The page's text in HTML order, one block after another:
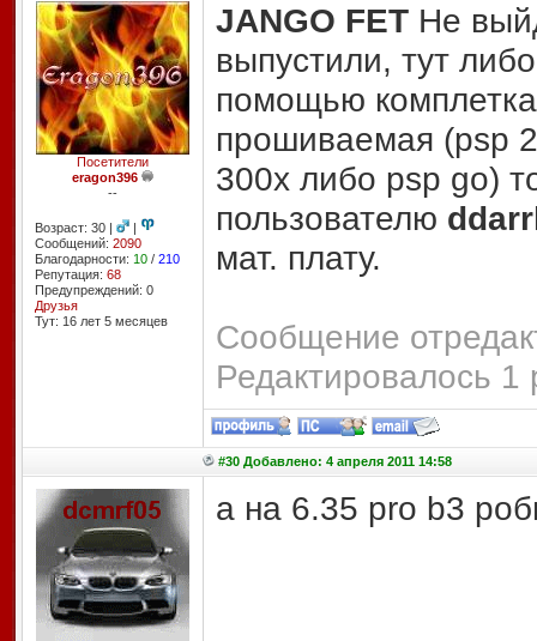
Посетители
eragon396
--
Возраст: 30 |
|
Сообщений: 2090
Благодарности: 10/ 210
Репутация: 68
Предупреждений: 0
Друзья
Тут: 16 лет 5 месяцев
JANGO FETНе
выпустили, тут
помощью
прошиваемая (psp
300x либо psp go)
пользователю
мат. плату.
Сообщение
Редактировалось 1
#30 Добавлено: 4 апреля 2011 14:58
а на 6.35 pro b3